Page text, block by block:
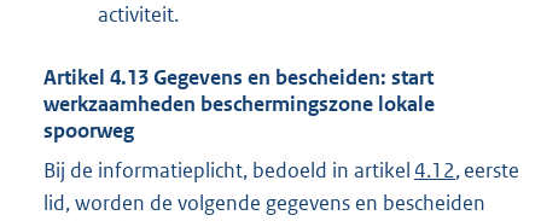
activiteit.
Artikel 4.13Gegevens en bescheiden: start
werkzaamheden beschermingszone lokale
spoorweg
Bij de informatieplicht, bedoeld in artikel 4.12, eerste
lid, worden de volgende gegevens en bescheiden